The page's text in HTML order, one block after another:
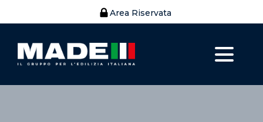
Area Riservata